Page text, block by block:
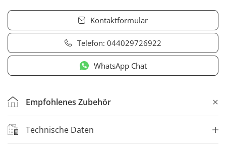
Kontaktformular
Telefon: 044029726922
WhatsApp Chat
Empfohlenes Zubehör
Technische Daten